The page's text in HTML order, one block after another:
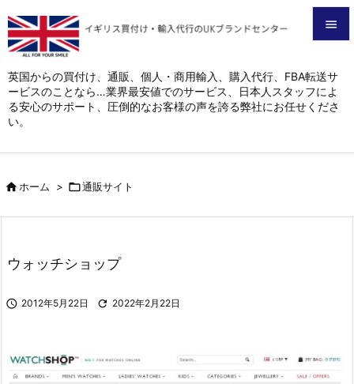
英国からの買付け、通販、個人・商用輸入、購入代行、FBA転送サ
ービスのことなら…業界最安値でのサービス、日本人スタッフによ
る安心のサポート、圧倒的なお客様の声を誇る弊社にお任せくださ
い。

メニュ

サイド
前へ

ホーム > 通販サイト
ウォッチショップ
 2012年5月22日  2022年2月22日